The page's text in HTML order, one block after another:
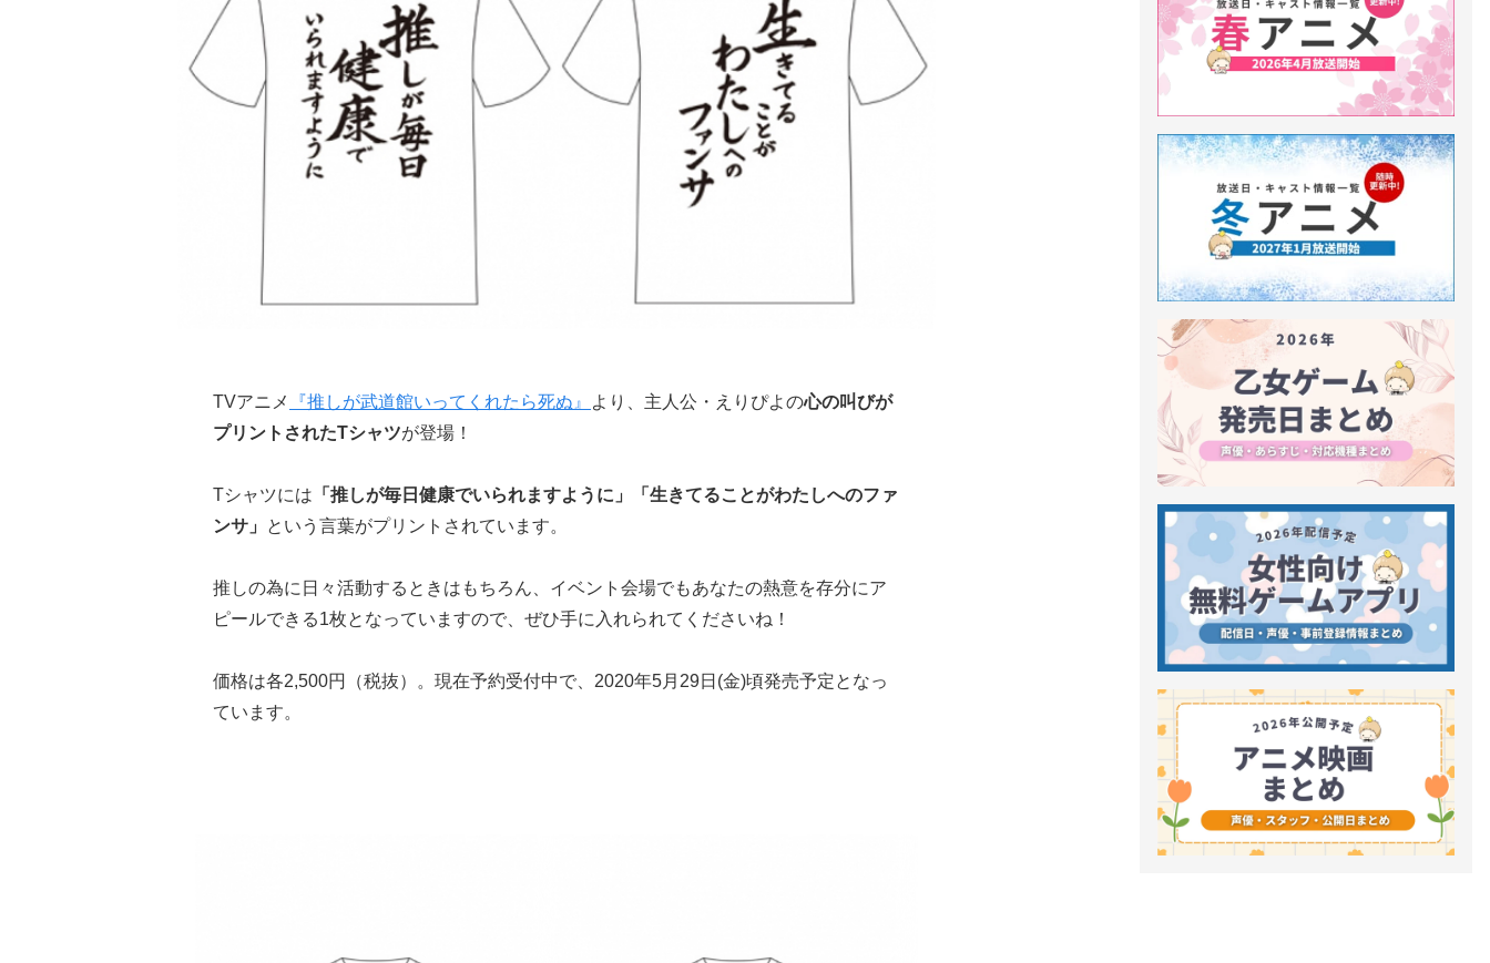
TVアニメ 『推しが武道館いってくれたら死ぬ』 より、主人公・えりぴよの心の叫びが
プリントされたTシャツが登場！
Tシャツには 「 推しが毎日健康でいられますように」「生きてることがわたしへのファ
ンサ」
という言葉がプリントされています。
推しの為に日々活動するときはもちろん、イベント会場でもあなたの熱意を存分にア
ピールできる1枚となっていますので、ぜひ手に入れられてくださいね！
価格は各2,500円（税抜）。現在予約受付中で、2020年5月29日(金)頃発売予定となっ
ています。